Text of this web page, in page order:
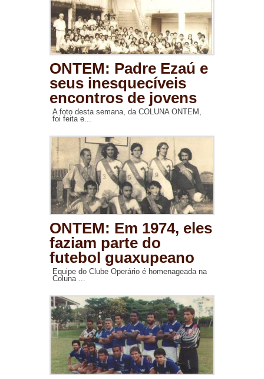
ONTEM: Padre Ezaú e
seus inesquecíveis
encontros de jovens
A foto desta semana, da COLUNA ONTEM,
foi feita e...
ONTEM: Em 1974, eles
faziam parte do
futebol guaxupeano
Equipe do Clube Operário é homenageada na
Coluna ...